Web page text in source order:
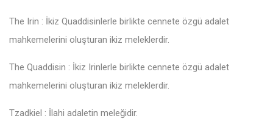
The Irin : İkiz Quaddisinlerle birlikte cennete özgü adalet
mahkemelerini oluşturan ikiz meleklerdir.
The Quaddisin : İkiz Irinlerle birlikte cennete özgü adalet
mahkemelerini oluşturan ikiz meleklerdir.
Tzadkiel : İlahi adaletin meleğidir.